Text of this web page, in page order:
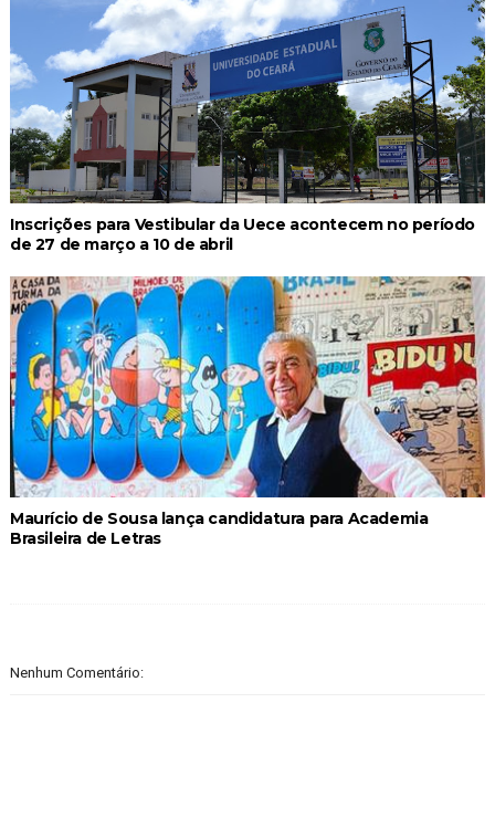
Inscrições para Vestibular da Uece acontecem no período
de 27 de março a 10 de abril
Maurício de Sousa lança candidatura para Academia
Brasileira de Letras
Nenhum Comentário: